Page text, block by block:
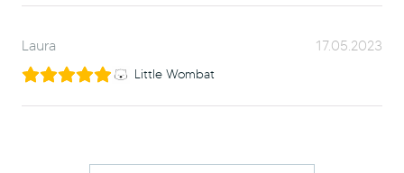
Laura 17.05.2023
Little Wombat